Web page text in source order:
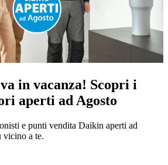
in vacanza! Scopri i
aperti ad Agosto
e punti vendita Daikin aperti ad
vicino a te.